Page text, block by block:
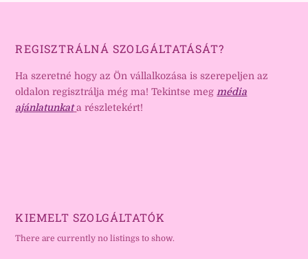
REGISZTRÁLNÁ SZOLGÁLTATÁSÁT?
Ha szeretné hogy az Ön vállalkozása is szerepeljen az
oldalon regisztrálja még ma! Tekintse meg média
ajánlatunkat a részletekért!
KIEMELT SZOLGÁLTATÓK
There are currently no listings to show.